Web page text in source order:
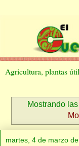
Agricultura, plantas
Mostrando
martes, 4 de marzo